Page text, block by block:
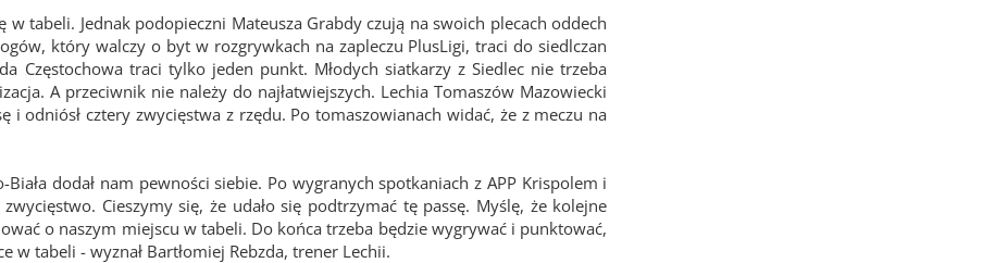
w tabeli. Jednak podopieczni Mateusza Grabdy czują na swoich plecach oddech
który walczy o byt w rozgrywkach na zapleczu PlusLigi, traci do siedlczan
Częstochowa traci tylko jeden punkt. Młodych siatkarzy z Siedlec nie trzeba
A przeciwnik nie należy do najłatwiejszych. Lechia Tomaszów Mazowiecki
odniósł cztery zwycięstwa z rzędu. Po tomaszowianach widać, że z meczu na
dodał nam pewności siebie. Po wygranych spotkaniach z APP Krispolem i
Cieszymy się, że udało się podtrzymać tę passę. Myślę, że kolejne
o naszym miejscu w tabeli. Do końca trzeba będzie wygrywać i punktować,
tabeli - wyznał Bartłomiej Rebzda, trener Lechii.